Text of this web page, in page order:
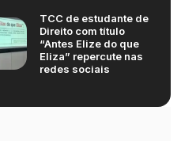
TCC de estudante de
Direito com título
“Antes Elize do que
Eliza” repercute nas
redes sociais